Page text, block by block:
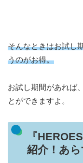
そんなときはお試し
うのがお得。
お試し期間があれば
とができますよ。
『
紹介！あ